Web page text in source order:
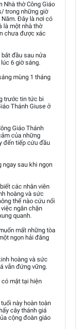
Nhà thờ Công Giáo
trong những giờ
Đây là nơi có
là một nhà thờ
chưa được xác
bắt đầu sau nửa
6 giờ sáng.
mùng 1 tháng
trước tin tức bi
Thánh Giuse ở
Giáo Thánh
của những
đến tiếp cứu đầu
ngay sau khi ngọn
các nhân viên
hoàng và sức
thể nào cứu nổi
ngăn chặn
quanh.
mất những tòa
ngọn hải đăng
hoàng và sức
vẫn đứng vững.
có mặt tại hiện
này hoàn toàn
cây thánh giá
cộng đoàn giáo